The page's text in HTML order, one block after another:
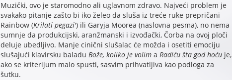
Muzički, ovo je staromodno ali uglavnom zdravo. Najveći problem je
svakako pitanje zašto bi iko želeo da sluša iz treće ruke prepričani
Rainbow (Krilati pegazi') ili Garyja Moorea (naslovna pesma), no nema
sumnje da produkcijski, aranžmanski i izvođački, Čorba na ovoj ploči
deluje ubedljivo. Manje cinični slušalac će možda i osetiti emociju
slušajući klavirsku baladu Bože, koliko je volima Radiću šta god hoćuje,
ako se kriterijum malo spusti, sasvim prihvatljiva kao podloga za
šutku.